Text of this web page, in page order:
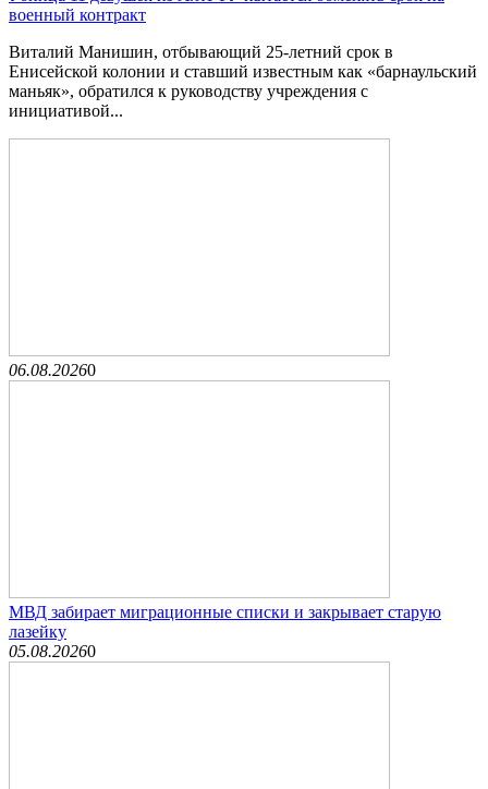
военный контракт
Виталий Манишин, отбывающий 25-летний срок в
Енисейской колонии и ставший известным как «барнаульский
маньяк», обратился к руководству учреждения с
инициативой...
06.08.20260
МВД забирает миграционные списки и закрывает старую
лазейку
05.08.20260